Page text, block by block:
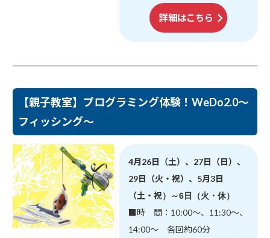
詳細はこちら
【親子教室】プログラミング体験！WeDo2.0～
フィッシング～
4月26日（土）、27日（日）、
29日（火・祝）、5月3日
（土・祝）～6日（火・休）
■時 間：10:00～、11:30～、
14:00～ 各回約60分